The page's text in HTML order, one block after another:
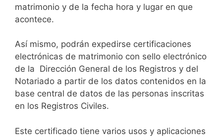
matrimonio y de la fecha hora y lugar en que
acontece.
Así mismo, podrán expedirse certificaciones
electrónicas de matrimonio con sello electrónico
de la Dirección General de los Registros y del
Notariado a partir de los datos contenidos en la
base central de datos de las personas inscritas
en los Registros Civiles.
Este certificado tiene varios usos y aplicaciones